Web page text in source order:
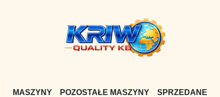
MASZYNY POZOSTAŁE MASZYNY SPRZEDANE